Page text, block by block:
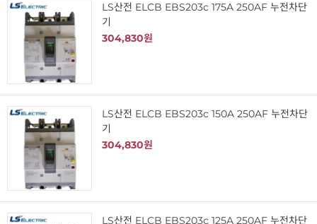
LS산전 ELCB EBS203c 175A 250AF 누전차단
기
304,830원
LS산전 ELCB EBS203c 150A 250AF 누전차단
기
304,830원
LS산전 ELCB EBS203c 125A 250AF 누전차단